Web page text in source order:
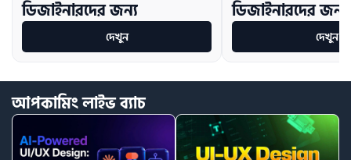
ডিজাইনারদের জন্য
দেখুন
ডিজাইনারদের জন্য
দেখুন
আপকামিংলাইভব্যাচ